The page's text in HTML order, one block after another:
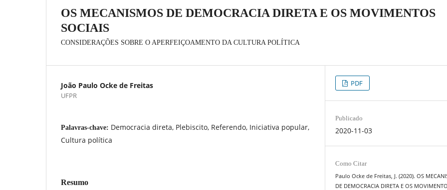
OS MECANISMOS DE DEMOCRACIA DIRETA E OS MOVIMENTOS
SOCIAIS
CONSIDERAÇÕES SOBRE O APERFEIÇOAMENTO DA CULTURA POLÍTICA
João Paulo Ocke de Freitas
UFPR
Palavras-chave: Democracia direta, Plebiscito, Referendo, Iniciativa popular,
Cultura política
Resumo
PDF
Publicado
2020-11-03
Como Citar
Paulo Ocke de Freitas, J. (2020). OS
DE DEMOCRACIA DIRETA E OS